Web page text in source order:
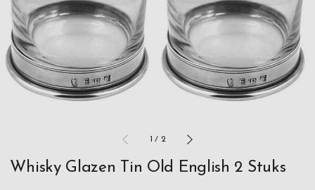
1 / 2
Whisky Glazen Tin Old English 2 Stuks